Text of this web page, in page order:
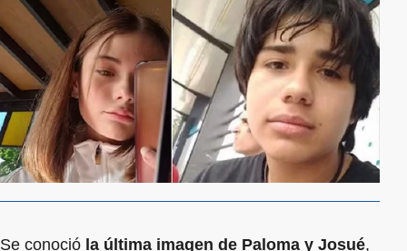
Se conoció la última imagen de Paloma y Josué,